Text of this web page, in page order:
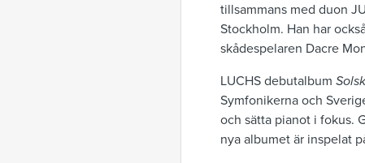
tillsammans med duon
Stockholm. Han har
skådespelaren Dacre
LUCHS debutalbum
Symfonikerna och
och sätta pianot i fokus.
nya albumet är inspelat